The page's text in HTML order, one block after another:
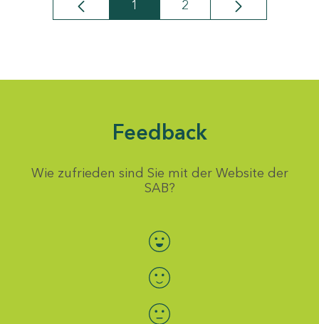
Seite
1 Seite
2
Feedback
Wie zufrieden sind Sie mit der Website der
SAB?
Bewertung auswählen